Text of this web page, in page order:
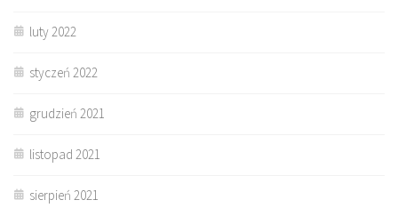
luty 2022
styczeń 2022
grudzień 2021
listopad 2021
sierpień 2021